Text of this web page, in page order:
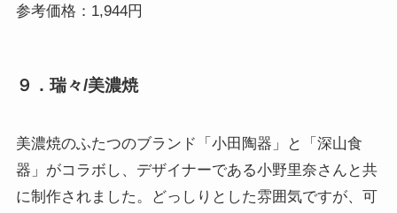
参考価格：1,944円
９．瑞々/美濃焼
美濃焼のふたつのブランド「小田陶器」と「深山食
器」がコラボし、デザイナーである小野里奈さんと共
に制作されました。どっしりとした雰囲気ですが、可